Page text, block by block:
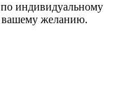
индивидуальному
вашему желанию.